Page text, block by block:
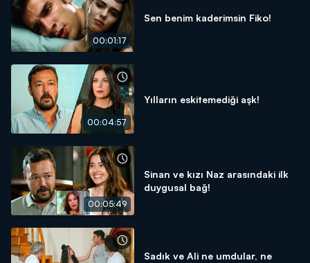
00:01:17
Sen benim kaderimsin Fiko!
00:04:57
Yılların eskitemediği aşk!
00:05:49
Sinan ve kızı Naz arasındaki ilk
duygusal bağ!
Sadık ve Ali ne umdular, ne